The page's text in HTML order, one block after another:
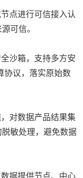
点进行可信接入认
可信。
沙箱，支持多方安
协议，落实原始数
对数据产品结果集
敏处理，避免数据
据提供节点、中心